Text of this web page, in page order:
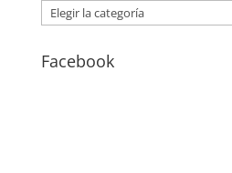
CATEGORÍAS
–
BLOG
Facebook